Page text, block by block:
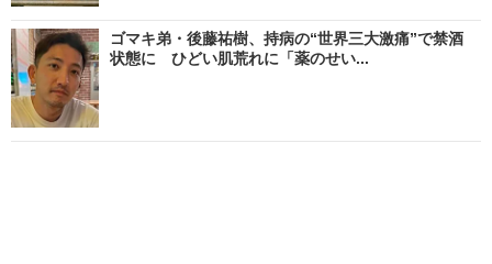
ゴマキ弟・後藤祐樹、持病の“世界三大激痛”で禁酒
状態に ひどい肌荒れに「薬のせい...